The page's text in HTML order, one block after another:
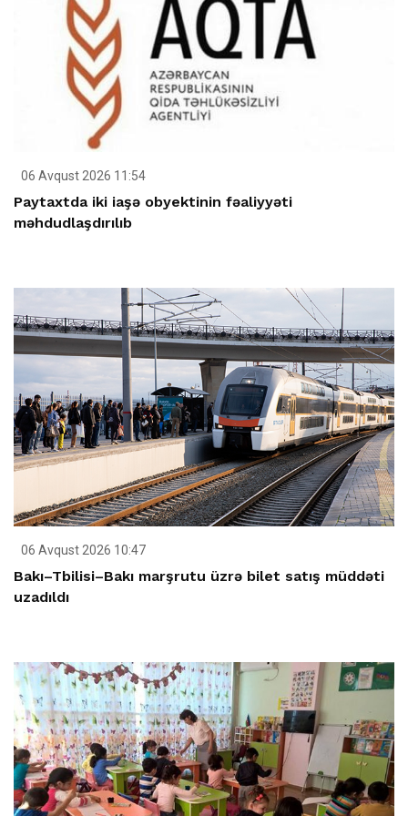
06 Avqust 2026 11:54
Paytaxtda iki iaşə obyektinin fəaliyyəti
məhdudlaşdırılıb
06 Avqust 2026 10:47
Bakı–Tbilisi–Bakı marşrutu üzrə bilet satış müddəti
uzadıldı